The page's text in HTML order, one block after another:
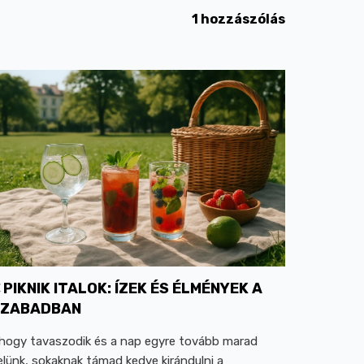
1 hozzászólás
PIKNIK ITALOK: ÍZEK ÉS ÉLMÉNYEK A
tavaszodik és a nap egyre tovább marad
sokaknak támad kedve kirándulni a